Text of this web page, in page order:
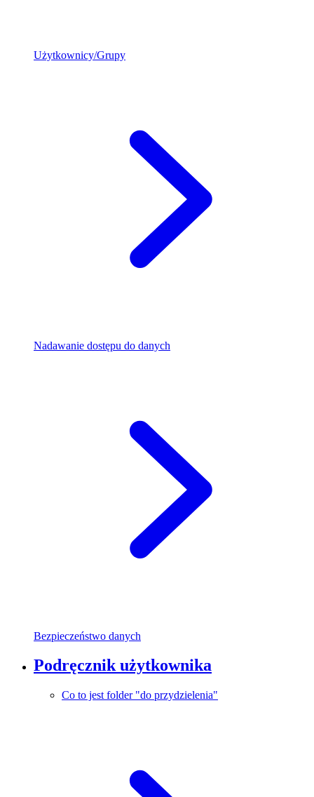
Użytkownicy/Grupy
Nadawanie dostępu do danych
Bezpieczeństwo danych
Podręcznik użytkownika
Co to jest folder "do przydzielenia"